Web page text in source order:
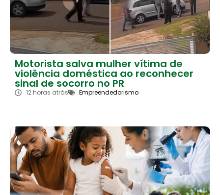
Motorista salva mulher vítima de
violência doméstica ao reconhecer
sinal de socorro no PR
12 horas atrás Empreendedorismo